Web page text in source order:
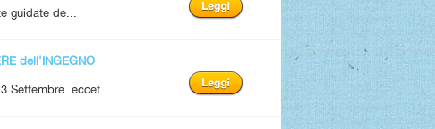
guidate de...
dell'INGEGNO
Settembre eccet...